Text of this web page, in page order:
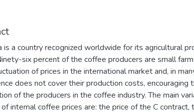
is a country recognized worldwide for its agricultural
six percent of the coffee producers are small
of prices in the international market and, in
does not cover their production costs, encouraging
of the producers in the coffee industry. The main
internal coffee prices are: the price of the C contract,